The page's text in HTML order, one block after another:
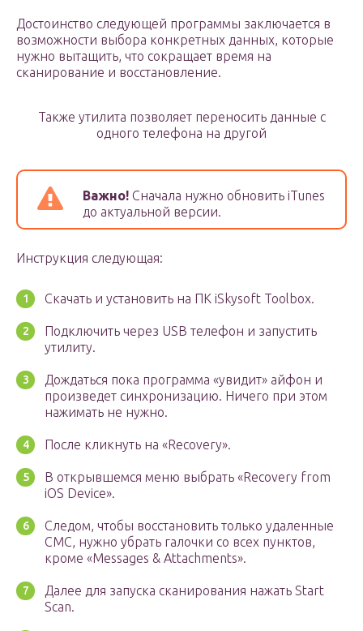
Достоинство следующей программы заключается в
возможности выбора конкретных данных, которые
нужно вытащить, что сокращает время на
сканирование и восстановление.
Также утилита позволяет переносить данные с
одного телефона на другой
Важно! Сначала нужно обновить iTunes
до актуальной версии.
Инструкция следующая:
Скачать и установить на ПК iSkysoft Toolbox.
Подключить через USB телефон и запустить
утилиту.
Дождаться пока программа «увидит» айфон и
произведет синхронизацию. Ничего при этом
нажимать не нужно.
После кликнуть на «Recovery».
В открывшемся меню выбрать «Recovery from
iOS Device».
Следом, чтобы восстановить только удаленные
СМС, нужно убрать галочки со всех пунктов,
кроме «Messages & Attachments».
Далее для запуска сканирования нажать Start
Scan.